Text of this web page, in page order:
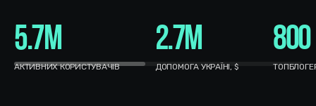
5.7M
АКТИВНИХ КОРИСТУВАЧІВ
2.7M
ДОПОМОГА УКРАЇНІ, $
800